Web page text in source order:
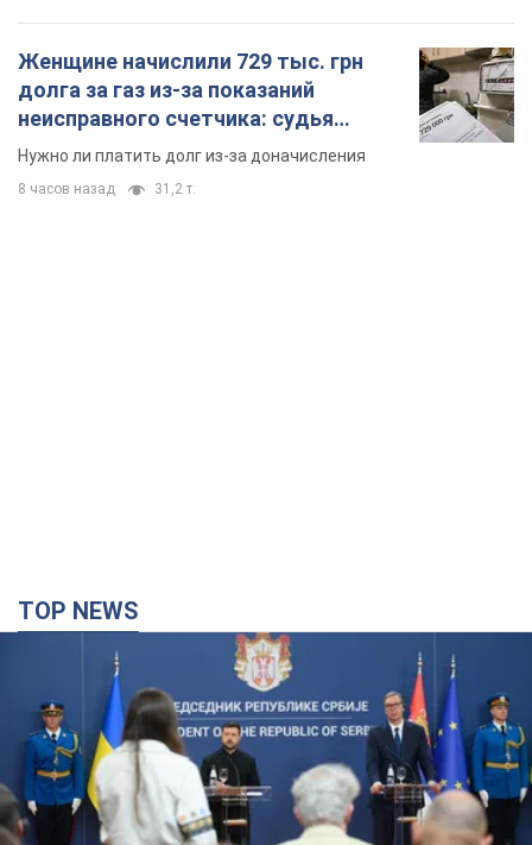
Женщине начислили 729 тыс. грн
долга за газ из-за показаний
неисправного счетчика: судья
вынес неожиданное решение
Нужно ли платить долг из-за доначисления
8 часов назад 31,2 т.
TOP NEWS